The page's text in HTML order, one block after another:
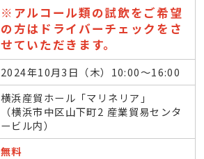
※アルコール類の試飲をご希望
の方はドライバーチェックをさ
せていただきます。
2024年10月3日（木）10:00～16:00
横浜産貿ホール「マリネリア」
（横浜市中区山下町2 産業貿易センタ
ービル内）
無料